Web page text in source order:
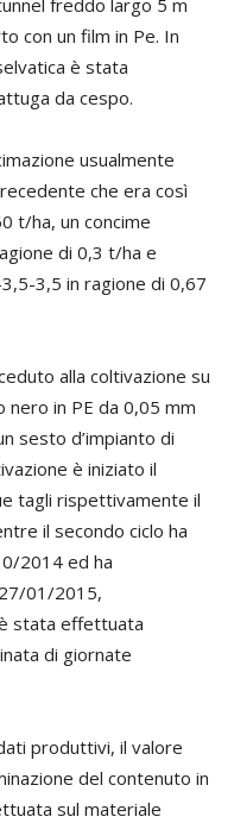
freddo largo 5 m
con un film in Pe. In
è stata
da cespo.
usualmente
che era così
t/ha, un concime
di 0,3 t/ha e
3,5 in ragione di 0,67
alla coltivazione su
nero in PE da 0,05 mm
sesto d’impianto di
è iniziato il
tagli rispettivamente il
il secondo ciclo ha
2014 ed ha
01/2015,
stata effettuata
di giornate
produttivi, il valore
del contenuto in
sul materiale